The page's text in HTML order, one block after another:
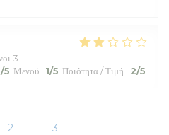
3
/5 Μενού : 1/5 Ποιότητα / Τιμή : 2/5
2 3